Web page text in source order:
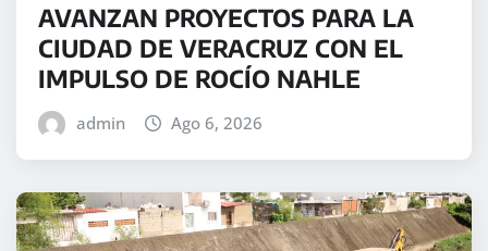
AVANZAN PROYECTOS PARA LA
CIUDAD DE VERACRUZ CON EL
IMPULSO DE ROCÍO NAHLE
admin Ago 6, 2026